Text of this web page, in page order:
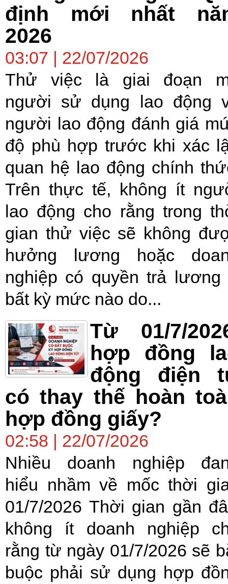
định mới nhất
2026
03:07 | 22/07/2026
Thử việc là giai đoạn
người sử dụng lao động
người lao động đánh giá
độ phù hợp trước khi xác
quan hệ lao động chính
Trên thực tế, không ít
lao động cho rằng trong
gian thử việc sẽ không
hưởng lương hoặc
nghiệp có quyền trả lương
bất kỳ mức nào do...
Từ 01/7/
hợp đồng
động điện
có thay thế hoàn
hợp đồng giấy?
02:58 | 22/07/2026
Nhiều doanh nghiệp
hiểu nhầm về mốc thời
01/7/2026 Thời gian gần
không ít doanh nghiệp
rằng từ ngày 01/7/2026 sẽ
buộc phải sử dụng hợp